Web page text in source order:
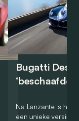
Bugatti
‘beschaafde’
Na Lanzante is het
een unieke versie